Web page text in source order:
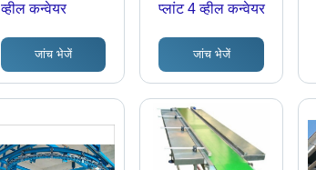
व्हील कन्वेयर
जांच भेजें
प्लांट 4 व्हील कन्वेयर
जांच भेजें